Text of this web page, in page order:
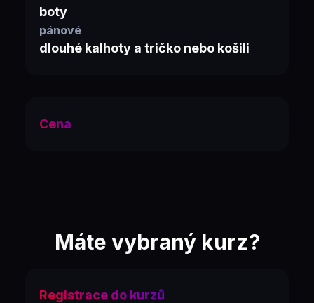
boty
pánové
dlouhé kalhoty a tričko nebo košili
Cena
Máte vybraný kurz?
Registrace do kurzů